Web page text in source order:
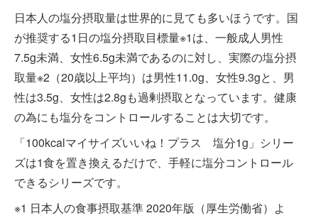
日本人の塩分摂取量は世界的に見ても多いほうです。国
が推奨する1日の塩分摂取目標量※1は、一般成人男性
7.5g未満、女性6.5g未満であるのに対し、実際の塩分摂
取量※2（20歳以上平均）は男性11.0g、女性9.3gと、男
性は3.5g、女性は2.8gも過剰摂取となっています。健康
の為にも塩分をコントロールすることは大切です。
「100kcalマイサイズいいね！プラス 塩分1g」シリー
ズは1食を置き換えるだけで、手軽に塩分コントロール
できるシリーズです。
※1 日本人の食事摂取基準 2020年版（厚生労働省）よ